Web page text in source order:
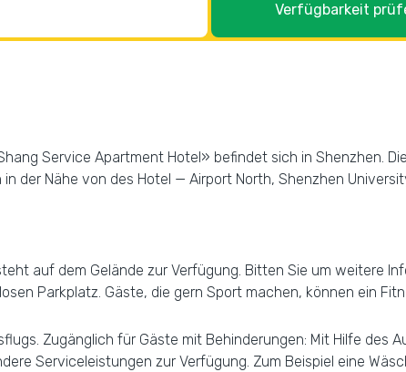
Verfügbarkeit
Service Apartment Hotel» befindet sich in Shenzhen.
der Nähe von des Hotel — Airport North, Shenzhen
auf dem Gelände zur Verfügung. Bitten Sie um weitere
Parkplatz. Gäste, die gern Sport machen, können ein
Zugänglich für Gäste mit Behinderungen: Mit Hilfe des
Serviceleistungen zur Verfügung. Zum Beispiel eine